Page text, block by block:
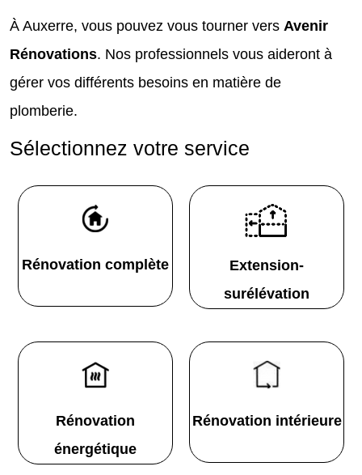
À Auxerre, vous pouvez vous tourner vers Avenir
Rénovations. Nos professionnels vous aideront à
gérer vos différents besoins en matière de
plomberie.
Sélectionnez votre service
Rénovation complète
Extension-
surélévation
Rénovation
énergétique
Rénovation intérieure